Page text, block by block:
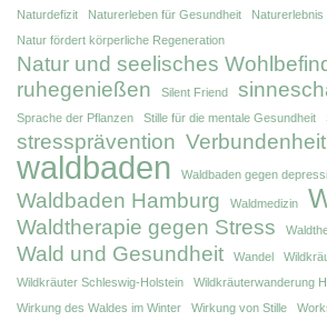
Naturdefizit Naturerleben für Gesundheit
Natur fördert körperliche Regeneration
Natur und seelisches
ruhegenießen
Silent Friend
Sprache der Pflanzen
Stille für die mentale Gesundheit
stressprävention
waldbaden Waldbaden gegen
Waldbaden Hamburg Waldmedizin
Waldtherapie gegen Stress
Wald und Gesundheit Wandel
Wildkräuter Schleswig-Holstein
Wildkräuterwanderung
Wirkung des Waldes im Winter
Wirkung von Stille